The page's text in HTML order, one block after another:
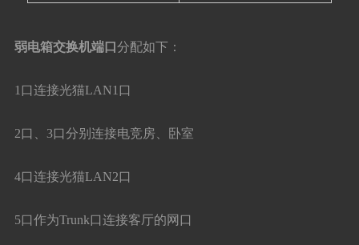
弱电箱交换机端口 分配如下：
1口连接光猫LAN1口
2口、3口分别连接电竞房、卧室
4口连接光猫LAN2口
5口作为Trunk口连接客厅的网口